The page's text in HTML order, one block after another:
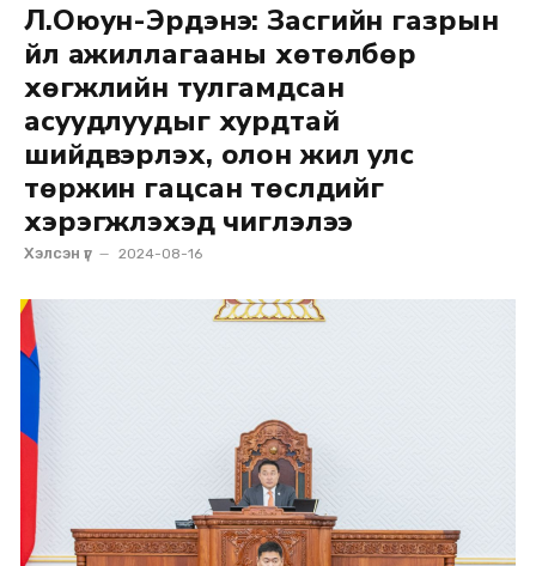
Л.Оюун-Эрдэнэ: Засгийн газрын
үйл ажиллагааны хөтөлбөр
хөгжлийн тулгамдсан
асуудлуудыг хурдтай
шийдвэрлэх, олон жил улс
төржин гацсан төслүүдийг
хэрэгжүүлэхэд чиглэлээ
Хэлсэн үг 2024-08-16